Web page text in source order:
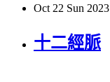
Oct 22 Sun 2023
十二經脈